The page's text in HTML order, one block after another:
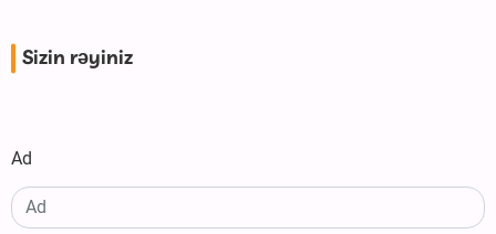
Sizin rəyiniz
Ad